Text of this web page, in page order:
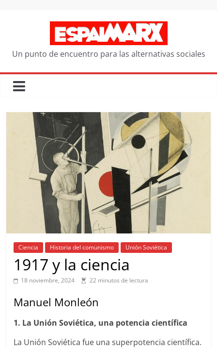
Un punto de encuentro para las alternativas sociales
Ciencia Historia del comunismo Unión Soviética
1917 y la ciencia
18 noviembre, 2024 22 minutos de lectura
Manuel Monleón
1. La Unión Soviética, una potencia científica
La Unión Soviética fue una superpotencia científica.